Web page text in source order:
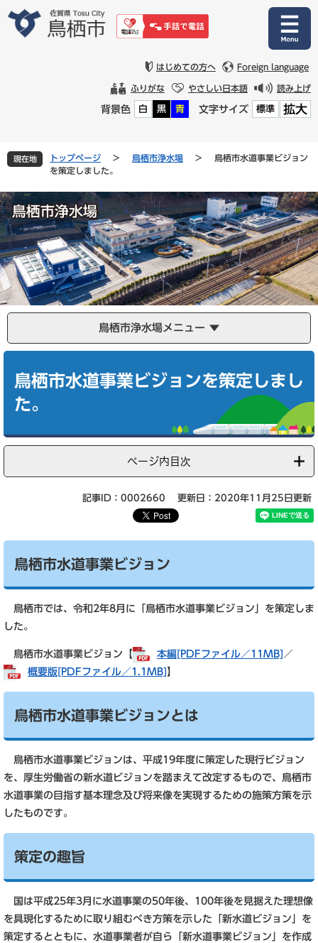
文
はじめての方へ Foreign language
ふりがな やさしい日本語 読み上げ
背景色 白 黒 青 文字サイズ 標準 拡大
現在地 トップページ > 鳥栖市浄水場 >
鳥栖市水道事業ビジョン
を策定しました。
鳥栖市浄水場メニュー
鳥栖市水道事業ビジョンを策定しまし
た。
ページ内目次
記事ID：0002660 更新日：2020年11月25日更新
鳥栖市水道事業ビジョン
鳥栖市では、令和2年8月に「鳥栖市水道事業ビジョン」を策定しま
した。
鳥栖市水道事業ビジョン【 本編[PDFファイル／11MB] ／
概要版[PDFファイル／1.1MB] 】
鳥栖市水道事業ビジョンとは
鳥栖市水道事業ビジョンは、平成19年度に策定した現行ビジョン
を、厚生労働省の新水道ビジョンを踏まえて改定するもので、鳥栖市
水道事業の目指す基本理念及び将来像を実現するための施策方策を示
したものです。
策定の趣旨
国は平成25年3月に水道事業の50年後、100年後を見据えた理想像
を具現化するために取り組むべき方策を示した「新水道ビジョン」を
策定するとともに、水道事業者が自ら「新水道事業ビジョン」を作成